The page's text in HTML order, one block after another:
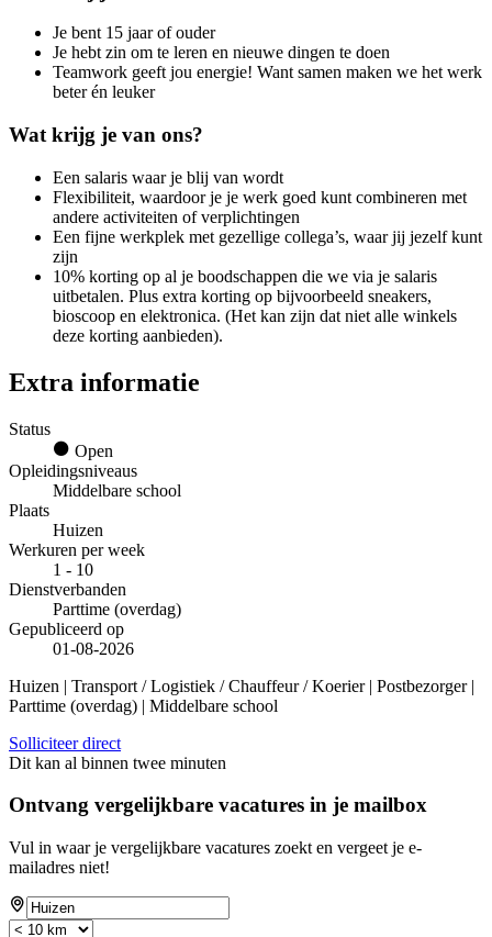
Je bent 15 jaar of ouder
Je hebt zin om te leren en nieuwe dingen te doen
Teamwork geeft jou energie! Want samen maken we het werk
beter én leuker
Wat krijg je van ons?
Een salaris waar je blij van wordt
Flexibiliteit, waardoor je je werk goed kunt combineren met
andere activiteiten of verplichtingen
Een fijne werkplek met gezellige collega’s, waar jij jezelf kunt
zijn
10% korting op al je boodschappen die we via je salaris
uitbetalen. Plus extra korting op bijvoorbeeld sneakers,
bioscoop en elektronica. (Het kan zijn dat niet alle winkels
deze korting aanbieden).
Extra informatie
Status
Open
Opleidingsniveaus
Middelbare school
Plaats
Huizen
Werkuren per week
1 - 10
Dienstverbanden
Parttime (overdag)
Gepubliceerd op
01-08-2026
Huizen | Transport / Logistiek / Chauffeur / Koerier | Postbezorger |
Parttime (overdag) | Middelbare school
Solliciteer direct
Dit kan al binnen twee minuten
Ontvang vergelijkbare vacatures in je mailbox
Vul in waar je vergelijkbare vacatures zoekt en vergeet je e-
mailadres niet!